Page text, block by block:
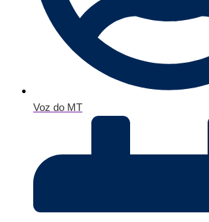
Voz do MT